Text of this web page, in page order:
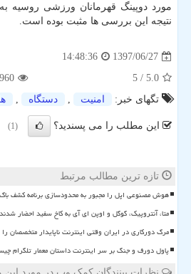
مورد دوپینگ قهرمانان ورزشی روسیه
نتیجه این بررسی ها مثبت بوده است.
1397/06/27
14:48:36
5.0
/ 5
تگهای خبر:
امنیت , دستگاه ,
این مطلب را می پسندید؟ (1)
تازه ترین مطالب مرتبط
هوش مصنوعی اپل را مجبور به محدودسازی برنامه کشف
متا، آنتروپیک، گوگل و اوپن ای آی به کاخ سفید احضار شدند
مرگ دورکاری در ایران وقتی اینترنت ناپایدار متخصصان
پاول دورف و جنگ بر سر اینترنت داستان معمار تلگرام